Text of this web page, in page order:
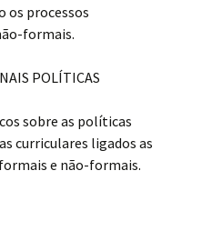
os processos
formais.
POLÍTICAS
sobre as políticas
curriculares ligados as
e não-formais.